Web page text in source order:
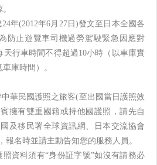
年(2012年6月27日)發文至日本全國各
防止遊覽車司機過勞駕駛緊急因應對
天行車時間不得超過10小時（以車庫實
庫時間）。
華民國護照之旅客(至出國當日護照效
擁有雙重國籍或持他國護照，請先自
及移民署全球資訊網、日本交流協會
報名時並請主動告知您的服務人員。
資料須有“身份証字號”如沒有請務必